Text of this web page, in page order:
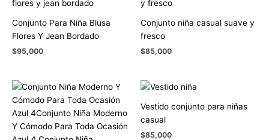
Conjunto Para Niña Blusa
Flores Y Jean Bordado
$95,000
Conjunto niña casual suave y
fresco
$85,000
Vestido conjunto para niñas
casual
$85,000